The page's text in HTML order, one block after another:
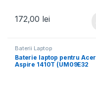
172,00 lei
Baterii Laptop
Baterie laptop pentru Acer
Aspire 1410T (UM09E32